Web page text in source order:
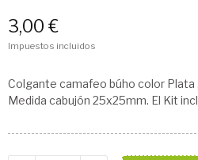
3,00 €
Impuestos incluidos
Colgante camafeo búho color Plata
Medida cabujón 25x25mm. El Kit